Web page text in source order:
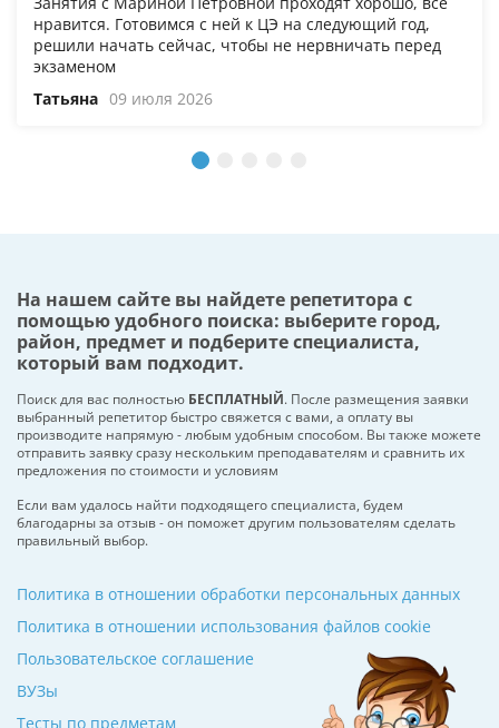
нравится. Готовимся с ней к ЦЭ на следующий год,
решили начать сейчас, чтобы не нервничать перед
экзаменом
Татьяна 09 июля 2026
На нашем сайте вы найдете репетитора с
помощью удобного поиска: выберите город,
район, предмет и подберите специалиста,
который вам подходит.
Поиск для вас полностью БЕСПЛАТНЫЙ. После размещения заявки
выбранный репетитор быстро свяжется с вами, а оплату вы
производите напрямую - любым удобным способом. Вы также можете
отправить заявку сразу нескольким преподавателям и сравнить их
предложения по стоимости и условиям
Если вам удалось найти подходящего специалиста, будем
благодарны за отзыв - он поможет другим пользователям сделать
правильный выбор.
ВУЗы
Тесты по предметам
Политика в отношении обработки персональных данных
Политика в отношении использования файлов cookie
Пользовательское соглашение